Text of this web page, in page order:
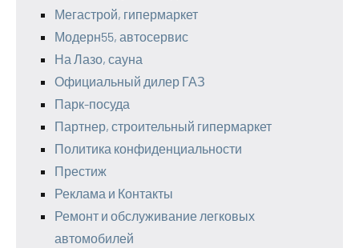
Мегастрой, гипермаркет
Модерн55, автосервис
На Лазо, сауна
Официальный дилер ГАЗ
Парк-посуда
Партнер, строительный гипермаркет
Политика конфиденциальности
Престиж
Реклама и Контакты
Ремонт и обслуживание легковых
автомобилей